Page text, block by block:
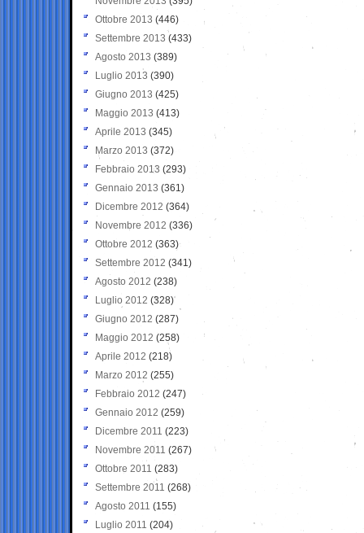
Ottobre 2013 (446)
Settembre 2013 (433)
Agosto 2013 (389)
Luglio 2013 (390)
Giugno 2013 (425)
Maggio 2013 (413)
Aprile 2013 (345)
Marzo 2013 (372)
Febbraio 2013 (293)
Gennaio 2013 (361)
Dicembre 2012 (364)
Novembre 2012 (336)
Ottobre 2012 (363)
Settembre 2012 (341)
Agosto 2012 (238)
Luglio 2012 (328)
Giugno 2012 (287)
Maggio 2012 (258)
Aprile 2012 (218)
Marzo 2012 (255)
Febbraio 2012 (247)
Gennaio 2012 (259)
Dicembre 2011 (223)
Novembre 2011 (267)
Ottobre 2011 (283)
Settembre 2011 (268)
Agosto 2011 (155)
Luglio 2011 (204)